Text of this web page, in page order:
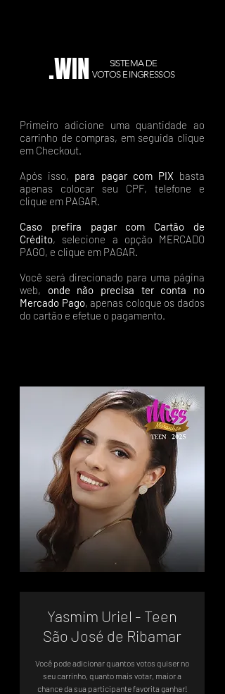
.WIN
SISTEMA DE
VOTOS E INGRESSOS
Primeiro adicione uma quantidade ao
carrinho de compras, em seguida clique
em Checkout.
Após isso, para pagar com PIX basta
apenas colocar seu CPF, telefone e
clique em PAGAR.
Caso prefira pagar com Cartão de
Crédito, selecione a opção MERCADO
PAGO, e clique em PAGAR.
Você será direcionado para uma página
web, onde não precisa ter conta no
Mercado Pago, apenas coloque os dados
do cartão e efetue o pagamento.
Yasmim Uriel - Teen
São José de Ribamar
Você pode adicionar quantos votos quiser no
seu carrinho, quanto mais votar, maior a
chance da sua participante favorita ganhar!